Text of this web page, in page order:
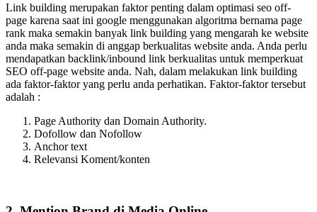
Link building merupakan faktor penting dalam optimasi seo off-
page karena saat ini google menggunakan algoritma bernama page
rank maka semakin banyak link building yang mengarah ke website
anda maka semakin di anggap berkualitas website anda. Anda perlu
mendapatkan backlink/inbound link berkualitas untuk memperkuat
SEO off-page website anda. Nah, dalam melakukan link building
ada faktor-faktor yang perlu anda perhatikan. Faktor-faktor tersebut
adalah :
Page Authority dan Domain Authority.
Dofollow dan Nofollow
Anchor text
Relevansi Koment/konten